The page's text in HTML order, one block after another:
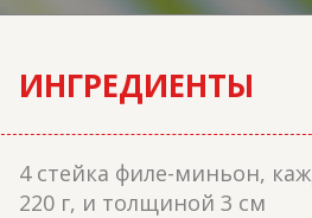
ИНГРЕДИЕНТЫ
4 стейка филе-миньон,
220 г, и толщиной 3 см